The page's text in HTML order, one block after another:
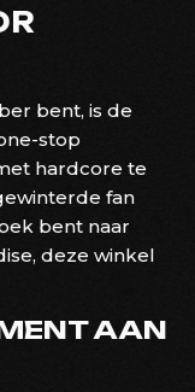
bent, is de
stop
hardcore te
fan
bent naar
deze winkel
AAN